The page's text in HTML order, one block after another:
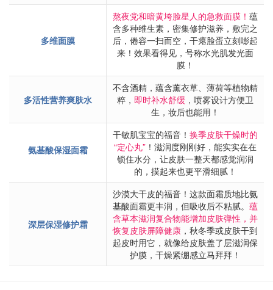
多维面膜
熬夜党和暗黄垮脸星人的急救面膜！ 蕴
含多种维生素，密集修护滋养，敷完之
后，倦容一扫而空，干瘪脸蛋立刻嘭起
来！效果看得见，号称水光肌发光面
膜！
多活性营养爽肤水
不含酒精，蕴含薰衣草、薄荷等植物精
粹， 即时补水舒缓 ，喷雾设计方便卫
生，妆后也能用！
氨基酸保湿面霜
干敏肌宝宝的福音！ 换季皮肤干燥时的
“定心丸” ！滋润度刚刚好，能实实在在
锁住水分，让皮肤一整天都感觉润润
的，摸起来也更平滑细腻！
深层保湿修护霜
沙漠大干皮的福音！这款面霜质地比氨
基酸面霜更丰润，但吸收后不粘腻。 蕴
含草本滋润复合物能增加皮肤弹性，并
恢复皮肤屏障健康 ，秋冬季或皮肤干到
起皮时用它，就像给皮肤盖了层滋润保
护膜，干燥紧绷感立马拜拜！